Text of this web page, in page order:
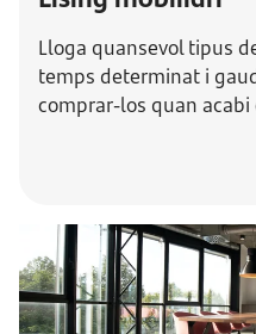
Lloga quansevol tipus
temps determinat i
comprar-los quan acabi